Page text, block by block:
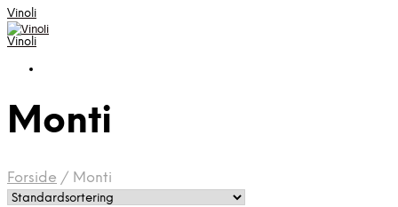
Vinoli
Vinoli
Monti
Forside / Monti